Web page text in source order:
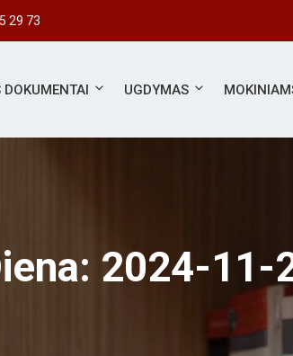
29 73
DOKUMENTAI UGDYMAS
2024-11-